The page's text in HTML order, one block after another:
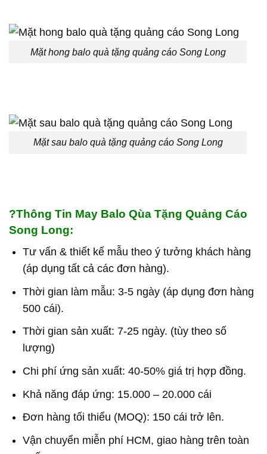
Mặt hong balo quà tặng quảng cáo Song Long
Mặt sau balo quà tặng quảng cáo Song Long
?Thông Tin May Balo Qùa Tặng Quảng Cáo
Song Long:
Tư vấn & thiết kế mẫu theo ý tưởng khách hàng
(áp dụng tất cả các đơn hàng).
Thời gian làm mẫu: 3-5 ngày (áp dụng đơn hàng
500 cái).
Thời gian sản xuất: 7-25 ngày. (tùy theo số
lượng)
Chi phí ứng sản xuất: 40-50% giá trị hợp đồng.
Khả năng đáp ứng: 15.000 – 20.000 cái
Đơn hàng tối thiểu (MOQ): 150 cái trở lên.
Vận chuyển miễn phí HCM, giao hàng trên toàn